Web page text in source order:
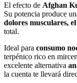
El efecto de Afghan
Su potencia produce
dolores musculares,
total.
Ideal para consumo
terpénico rico en
excelente alternativa
la cuenta te llevará